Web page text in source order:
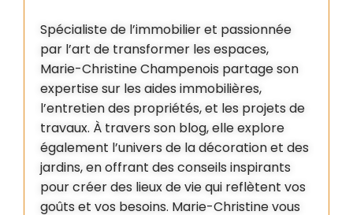
Spécialiste de l’immobilier et passionnée
par l’art de transformer les espaces,
Marie-Christine Champenois partage son
expertise sur les aides immobilières,
l’entretien des propriétés, et les projets de
travaux. À travers son blog, elle explore
également l’univers de la décoration et des
jardins, en offrant des conseils inspirants
pour créer des lieux de vie qui reflètent vos
goûts et vos besoins. Marie-Christine vous